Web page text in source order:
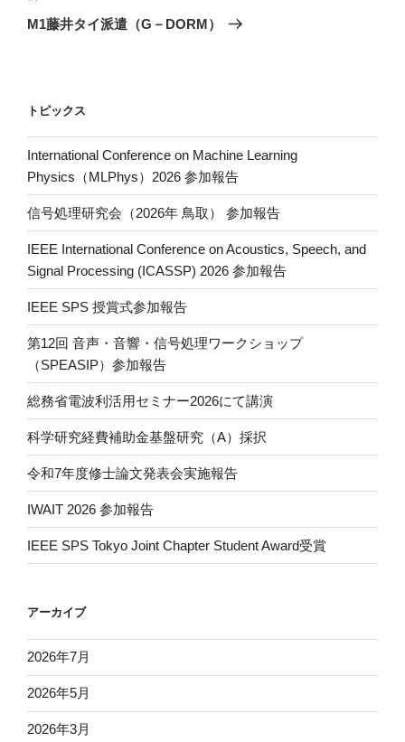
ゲ
ン
の
M1藤井タイ派遣（G－DORM）
トピックス
International Conference on Machine Learning
Physics（MLPhys）2026 参加報告
信号処理研究会（2026年 鳥取） 参加報告
IEEE International Conference on Acoustics, Speech, and
Signal Processing (ICASSP) 2026 参加報告
IEEE SPS 授賞式参加報告
第12回 音声・音響・信号処理ワークショップ
（SPEASIP）参加報告
総務省電波利活用セミナー2026にて講演
科学研究経費補助金基盤研究（A）採択
令和7年度修士論文発表会実施報告
IWAIT 2026 参加報告
IEEE SPS Tokyo Joint Chapter Student Award受賞
アーカイブ
2026年7月
2026年5月
2026年3月